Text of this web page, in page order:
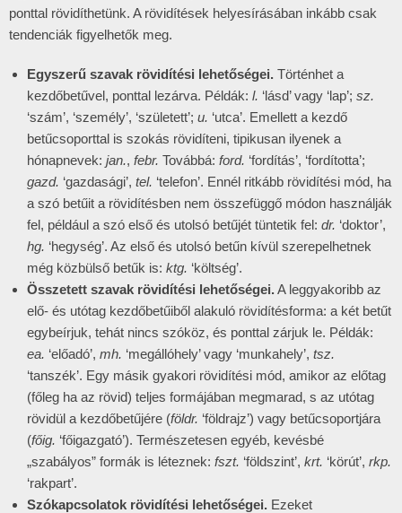
ponttal rövidíthetünk. A rövidítések helyesírásában inkább csak
tendenciák figyelhetők meg.
Egyszerű szavak rövidítési lehetőségei. Történhet a
kezdőbetűvel, ponttal lezárva. Példák: l. ‘lásd’ vagy ‘lap’; sz.
‘szám’, ‘személy’, ‘született’; u. ‘utca’. Emellett a kezdő
betűcsoporttal is szokás rövidíteni, tipikusan ilyenek a
hónapnevek: jan., febr. Továbbá: ford. ‘fordítás’, ‘fordította’;
gazd. ‘gazdasági’, tel. ‘telefon’. Ennél ritkább rövidítési mód, ha
a szó betűit a rövidítésben nem összefüggő módon használják
fel, például a szó első és utolsó betűjét tüntetik fel: dr. ‘doktor’,
hg. ‘hegység’. Az első és utolsó betűn kívül szerepelhetnek
még közbülső betűk is: ktg. ‘költség’.
Összetett szavak rövidítési lehetőségei.A leggyakoribb az
elő- és utótag kezdőbetűiből alakuló rövidítésforma: a két betűt
egybeírjuk, tehát nincs szóköz, és ponttal zárjuk le. Példák:
ea. ‘előadó’, mh. ‘megállóhely’ vagy ‘munkahely’, tsz.
‘tanszék’. Egy másik gyakori rövidítési mód, amikor az előtag
(főleg ha az rövid) teljes formájában megmarad, s az utótag
rövidül a kezdőbetűjére (földr. ‘földrajz’) vagy betűcsoportjára
(főig. ‘főigazgató’). Természetesen egyéb, kevésbé
„szabályos” formák is léteznek: fszt. ‘földszint’, krt. ‘körút’, rkp.
‘rakpart’.
Szókapcsolatok rövidítési lehetőségei. Ezeket